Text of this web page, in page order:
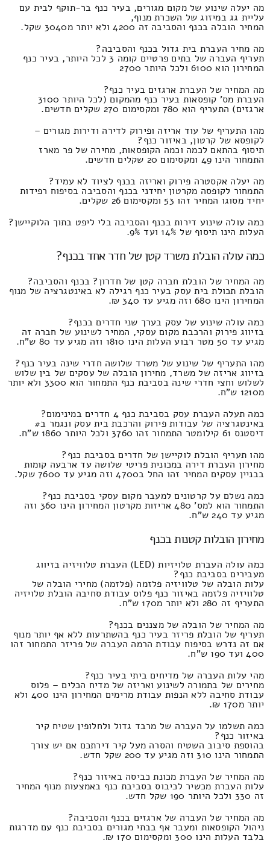
מה יעלה שינוע של מקום מגורים, בעיר כנף בר-תוקף לבית עם
עליית גג במיזוג של השכרת מנוף,
המחיר הובלה בכנף והסביבה זה 4200 ולא יותר מ3040 שקל.
מה מחיר העברת בית גדול בכנף והסביבה?
תעריף העברה של בתים פרטיים קומה 3 לכל היותר, בעיר כנף
המחירון הוא 6100 ולכל היותר 2700
מה המחיר של העברת ארגזים בעיר כנף?
העברת מס' קופסאות בעיר כנף מהמקום (לכל היותר 3100
ארגזים) התעריף הוא 780 ומקסימום 270 שקלים חדשים.
מהו התעריף של עוד אריזה ופירוק לדירה ודירות מגורים –
לקופסא של קרטון, באיזור כנף?
תיסוף בהתאם לכמה וכמה הקופסאות, מחירה של פר מארז
התמחור הינו 49 ומקסימום 20 שקלים חדשים.
מה יעלה אקסטרה פירוק ואריזה בכנף לציוד לא עמיד?
התמחור לקופסה מקרטון יחידני בכנף והסביבה בסיפוח רפידות
יחיד מסוגו המחיר זהו 53 ומקסימום 26 שקלים.
כמה עולה שינוע דירות בכנף והסביבה בלי ליפט בתוך הלוקיישן?
העלות הינו תיסוף של 14% ועד 9%.
כמה עולה הובלת משרד קטן של חדר אחד בכנף?
מה המחיר של הובלת חברה קטן של חדרון? בכנף והסביבה?
הובלת תכולת בית עסק בעיר כנף רגילה לא באינטגרציה של מנוף
המחירון הינו 680 וזה מגיע עד 340 ₪.
כמה עולה שינוע של עסק בערך שני חדרים בכנף?
בזיווג פירוק והרכבת מקום עסקי, המחיר לשינוע של חברה זה
מגיע עד 50 מטר רבוע העלות הינו 1810 וזה מגיע עד 80 ש"ח.
מהו התעריף של שינוע של משרד שלושה חדרי שינה בעיר כנף?
בזיווג אריזה של משרד, מחירון הובלה של עסקים של בין שלוש
לשלוש וחצי חדרי שינה בסביבת כנף התמחור הוא 3300 ולא יותר
מ1210 ש"ח.
כמה תעלה העברת עסק בסביבת כנף 4 חדרים במינימום?
באינטגרציה של עבודות פירוק והרכבת בית עסק ונגמר ב#
דיסטנס 61 קילומטר התמחור זהו 3760 ולכל היותר 1860 ש"ח.
מהו תעריף הובלת לוקיישן של חדרים בסביבת כנף?
מחירון העברת דירה במכונית פריטי שלושה עד ארבעה קומות
בבניין עסקים המחיר זהו החל ב4700 וזה מגיע עד 7600 שקל.
כמה נשלם על קרטונים למעבר מקום עסקי בסביבת כנף?
התמחור הוא למס' 480 אריזות מקרטון המחירון הינו 360 וזה
מגיע עד 240 ש"ח.
מחירון הובלות קטנות בכנף
כמה עולה העברת טלויזיות (LED) העברת טלוויזיה בזיווג
מעבירים בסביבת כנף?
עלות הובלה של טלוויזיה פלזמה (פלזמה) מחירי הובלה של
טלוויזיה פלזמה באיזור כנף פלוס עבודת סחיבה הובלת טלויזיה
התעריף זה 280 ולא יותר מ170 ש"ח.
מה המחיר של הובלה של מצננים בכנף?
תעריף של הובלת פריזר בעיר כנף בהשתרעות ללא אף יותר מנוף
אם זה נדרש בסיפוח עבודת הרמה העברה של פריזר התמחור זהו
400 ועד 190 ש"ח.
מהי עלות העברה של מדיחים ביתי בעיר כנף?
מחירים של בתמורה לשינוע ואריזה של מדיח הכלים – פלוס
עבודת סחיבה ללא הנפות עבודת מרימים המחירון הינו 400 ולא
יותר מ170 ₪.
כמה תשלמו על העברה של מרבד גדול ולחלופין שטיח קיר
באיזור כנף?
בהוספת סיבוב השטיח והסרה מעל קיר דירתכם אם יש צורך
התמחור הינו 310 וזה מגיע עד 200 שקל חדש.
מה המחיר של העברת מכונת כביסה באיזור כנף?
עלות העברת מכשיר לכיבוס בסביבת כנף באמצעות מנוף המחיר
זה 330 ולכל היותר 190 שקל חדש.
מה המחיר של העברה של ארגזים בכנף והסביבה?
ניהול הקופסאות ומעבר אף בבתי מגורים בסביבת כנף עם מדרגות
בלבד העלות הינו 300 ומקסימום 170 ₪.